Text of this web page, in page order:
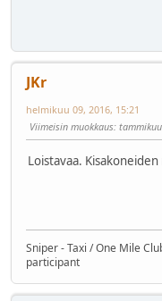
JKr
helmikuu 09, 2016, 15:21
Viimeisin muokkaus:
Loistavaa.
Sniper - Taxi / One Mile
participant